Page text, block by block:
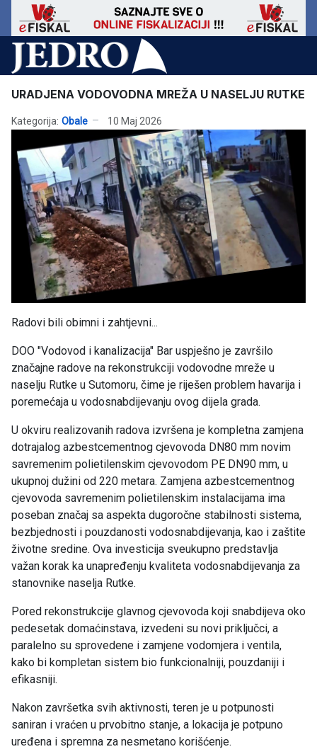
URADJENA VODOVODNA MREŽA U NASELJU RUTKE
Kategorija: Obale 10 Maj 2026
Radovi bili obimni i zahtjevni...
DOO "Vodovod i kanalizacija" Bar uspješno je završilo
značajne radove na rekonstrukciji vodovodne mreže u
naselju Rutke u Sutomoru, čime je riješen problem havarija i
poremećaja u vodosnabdijevanju ovog dijela grada.
U okviru realizovanih radova izvršena je kompletna zamjena
dotrajalog azbestcementnog cjevovoda DN80 mm novim
savremenim polietilenskim cjevovodom PE DN90 mm, u
ukupnoj dužini od 220 metara. Zamjena azbestcementnog
cjevovoda savremenim polietilenskim instalacijama ima
poseban značaj sa aspekta dugoročne stabilnosti sistema,
bezbjednosti i pouzdanosti vodosnabdijevanja, kao i zaštite
životne sredine. Ova investicija sveukupno predstavlja
važan korak ka unapređenju kvaliteta vodosnabdijevanja za
stanovnike naselja Rutke.
Pored rekonstrukcije glavnog cjevovoda koji snabdijeva oko
pedesetak domaćinstava, izvedeni su novi priključci, a
paralelno su sprovedene i zamjene vodomjera i ventila,
kako bi kompletan sistem bio funkcionalniji, pouzdaniji i
efikasniji.
Nakon završetka svih aktivnosti, teren je u potpunosti
saniran i vraćen u prvobitno stanje, a lokacija je potpuno
uređena i spremna za nesmetano korišćenje.